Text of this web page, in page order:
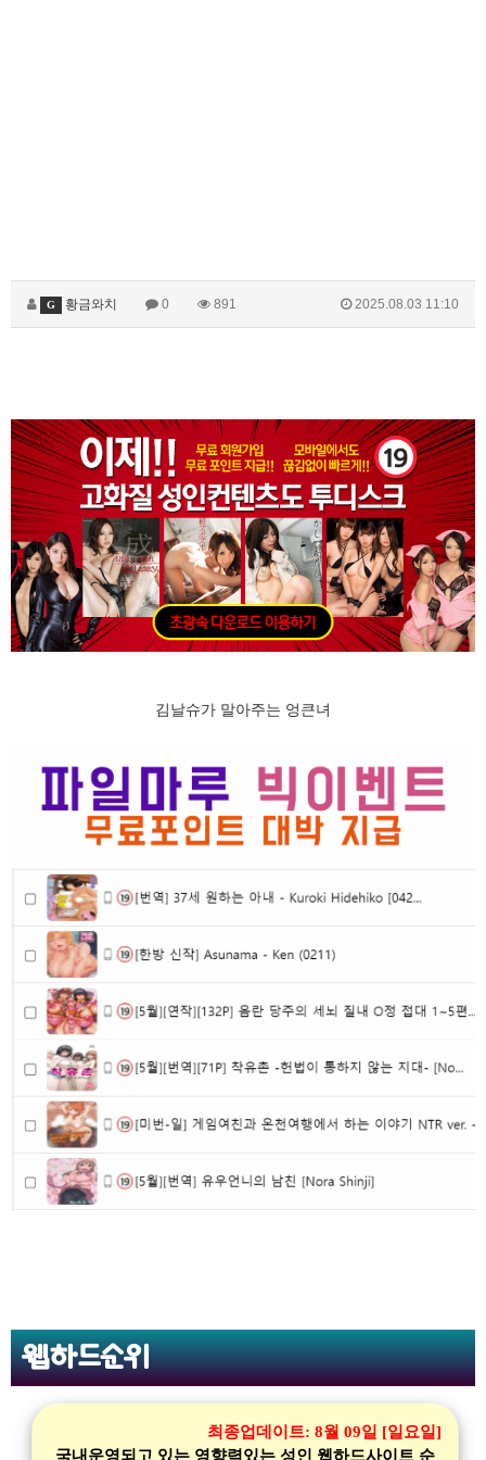
G 황금와치 0 891 2025.08.03 11:10
김날슈가 말아주는 엉큰녀
웹하드순위
최종업데이트: 8월 09일 [일요일]
국내운영되고 있는 영향력있는 성인 웹하드사이트 순